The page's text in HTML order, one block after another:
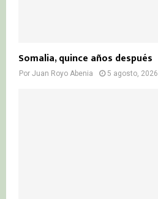
Somalia, quince años después
Por Juan Royo Abenia 5 agosto, 2026